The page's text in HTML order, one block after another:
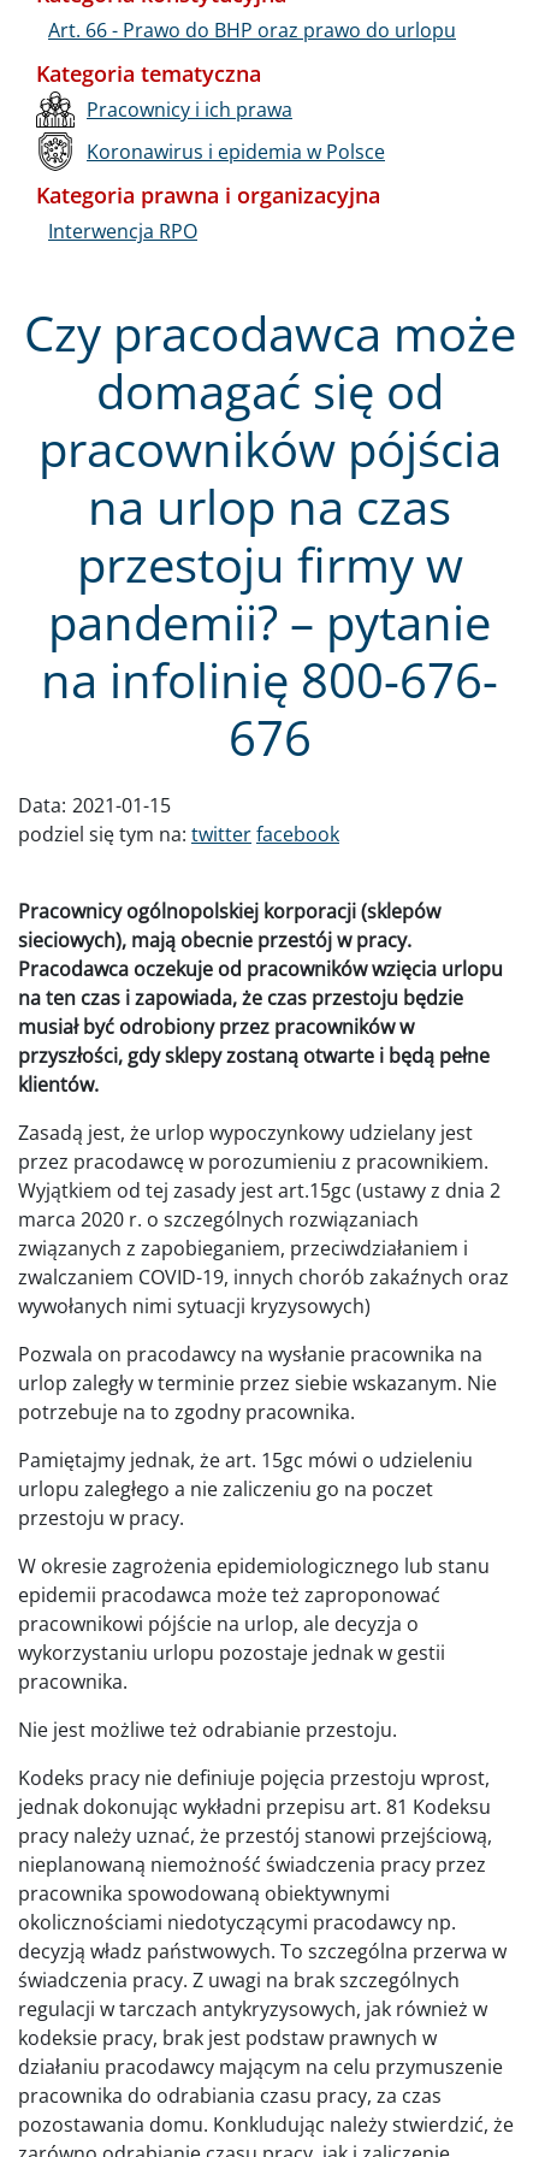
Czy pracodawca może
domagać się od
pracowników pójścia
na urlop na czas
przestoju firmy w
pandemii? – pytanie
na infolinię 800-676-
676
Data: 2021-01-15
podziel się tym na: twitterfacebook
Pracownicy ogólnopolskiej korporacji (sklepów
sieciowych), mają obecnie przestój w pracy.
Pracodawca oczekuje od pracowników wzięcia urlopu
na ten czas i zapowiada, że czas przestoju będzie
musiał być odrobiony przez pracowników w
przyszłości, gdy sklepy zostaną otwarte i będą pełne
klientów.
Zasadą jest, że urlop wypoczynkowy udzielany jest
przez pracodawcę w porozumieniu z pracownikiem.
Wyjątkiem od tej zasady jest art.15gc (ustawy z dnia 2
marca 2020 r. o szczególnych rozwiązaniach
związanych z zapobieganiem, przeciwdziałaniem i
zwalczaniem COVID-19, innych chorób zakaźnych oraz
wywołanych nimi sytuacji kryzysowych)
Pozwala on pracodawcy na wysłanie pracownika na
urlop zaległy w terminie przez siebie wskazanym. Nie
potrzebuje na to zgodny pracownika.
Pamiętajmy jednak, że art. 15gc mówi o udzieleniu
urlopu zaległego a nie zaliczeniu go na poczet
przestoju w pracy.
W okresie zagrożenia epidemiologicznego lub stanu
epidemii pracodawca może też zaproponować
pracownikowi pójście na urlop, ale decyzja o
wykorzystaniu urlopu pozostaje jednak w gestii
pracownika.
Nie jest możliwe też odrabianie przestoju.
Kodeks pracy nie definiuje pojęcia przestoju wprost,
jednak dokonując wykładni przepisu art. 81 Kodeksu
pracy należy uznać, że przestój stanowi przejściową,
nieplanowaną niemożność świadczenia pracy przez
pracownika spowodowaną obiektywnymi
okolicznościami niedotyczącymi pracodawcy np.
decyzją władz państwowych. To szczególna przerwa w
świadczenia pracy. Z uwagi na brak szczególnych
regulacji w tarczach antykryzysowych, jak również w
kodeksie pracy, brak jest podstaw prawnych w
działaniu pracodawcy mającym na celu przymuszenie
pracownika do odrabiania czasu pracy, za czas
pozostawania domu. Konkludując należy stwierdzić, że
Art. 66 - Prawo do BHP oraz prawo do urlopu
Kategoria tematyczna
Pracownicy i ich prawa
Koronawirus i epidemia w Polsce
Kategoria prawna i organizacyjna
Interwencja RPO